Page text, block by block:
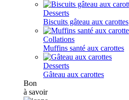
Desserts
Biscuits gâteau aux carottes
Collations
Muffins santé aux carottes
Desserts
Gâteau aux carottes
Bon
à savoir